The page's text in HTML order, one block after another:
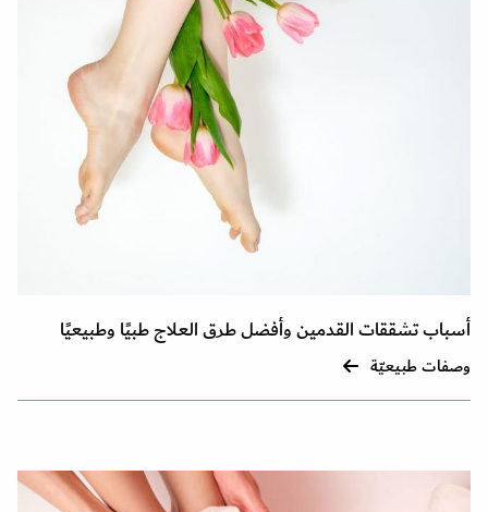
أسباب تشققات القدمين وأفضل طرق العلاج طبيًا وطبيعيًا
وصفات طبيعيّة